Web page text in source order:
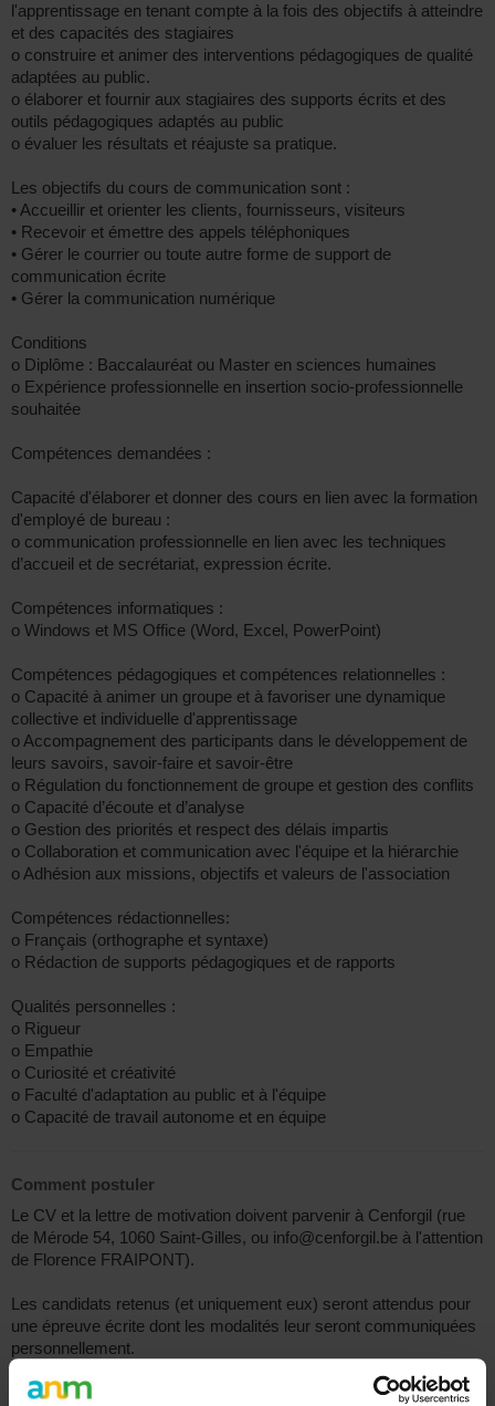
l'apprentissage en tenant compte à la fois des objectifs à atteindre
et des capacités des stagiaires
o construire et animer des interventions pédagogiques de qualité
adaptées au public.
o élaborer et fournir aux stagiaires des supports écrits et des
outils pédagogiques adaptés au public
o évaluer les résultats et réajuste sa pratique.
Les objectifs du cours de communication sont :
• Accueillir et orienter les clients, fournisseurs, visiteurs
• Recevoir et émettre des appels téléphoniques
• Gérer le courrier ou toute autre forme de support de
communication écrite
• Gérer la communication numérique
Conditions
o Diplôme : Baccalauréat ou Master en sciences humaines
o Expérience professionnelle en insertion socio-professionnelle
souhaitée
Compétences demandées :
Capacité d'élaborer et donner des cours en lien avec la formation
d'employé de bureau :
o communication professionnelle en lien avec les techniques
d’accueil et de secrétariat, expression écrite.
Compétences informatiques :
o Windows et MS Office (Word, Excel, PowerPoint)
Compétences pédagogiques et compétences relationnelles :
o Capacité à animer un groupe et à favoriser une dynamique
collective et individuelle d'apprentissage
o Accompagnement des participants dans le développement de
leurs savoirs, savoir-faire et savoir-être
o Régulation du fonctionnement de groupe et gestion des conflits
o Capacité d’écoute et d’analyse
o Gestion des priorités et respect des délais impartis
o Collaboration et communication avec l'équipe et la hiérarchie
o Adhésion aux missions, objectifs et valeurs de l'association
Compétences rédactionnelles:
o Français (orthographe et syntaxe)
o Rédaction de supports pédagogiques et de rapports
Qualités personnelles :
o Rigueur
o Empathie
o Curiosité et créativité
o Faculté d'adaptation au public et à l'équipe
o Capacité de travail autonome et en équipe
Comment postuler
Le CV et la lettre de motivation doivent parvenir à Cenforgil (rue
de Mérode 54, 1060 Saint-Gilles, ou info@cenforgil.be à l'attention
de Florence FRAIPONT).
Les candidats retenus (et uniquement eux) seront attendus pour
une épreuve écrite dont les modalités leur seront communiquées
personnellement.
N'oubliez surtout pas de faire référence au Guide Social lors